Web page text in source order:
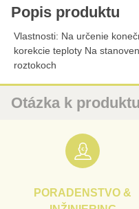
Popis produktu
Vlastnosti: Na určenie
korekcie teploty Na
roztokoch
Otázka k produktu
PRODUKTPORADENSTVO &